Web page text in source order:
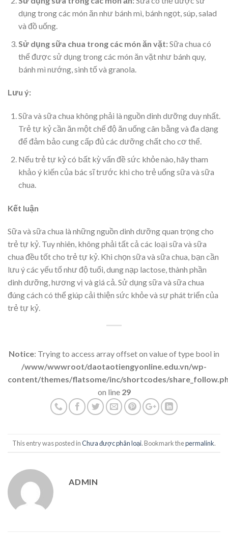
dụng trong các món ăn như bánh mì, bánh ngọt, súp, salad
và đồ uống.
Sử dụng sữa chua trong các món ăn vặt:Sữa chua có
thể được sử dụng trong các món ăn vặt như bánh quy,
bánh mì nướng, sinh tố và granola.
Lưu ý:
Sữa và sữa chua không phải là nguồn dinh dưỡng duy nhất.
Trẻ tự kỷ cần ăn một chế độ ăn uống cân bằng và đa dạng
để đảm bảo cung cấp đủ các dưỡng chất cho cơ thể.
Nếu trẻ tự kỷ có bất kỳ vấn đề sức khỏe nào, hãy tham
khảo ý kiến của bác sĩ trước khi cho trẻ uống sữa và sữa
chua.
Kết luận
Sữa và sữa chua là những nguồn dinh dưỡng quan trọng cho
trẻ tự kỷ. Tuy nhiên, không phải tất cả các loại sữa và sữa
chua đều tốt cho trẻ tự kỷ. Khi chọn sữa và sữa chua, bạn cần
lưu ý các yếu tố như độ tuổi, dung nạp lactose, thành phần
dinh dưỡng, hương vị và giá cả. Sử dụng sữa và sữa chua
đúng cách có thể giúp cải thiện sức khỏe và sự phát triển của
trẻ tự kỷ.
Notice: Trying to access array offset on value of type bool in
/www/wwwroot/daotaotiengyonline.edu.vn/wp-
content/themes/flatsome/inc/shortcodes/
on line 29
This entry was posted inChưa được phân loại. Bookmark thepermalink.
ADMIN